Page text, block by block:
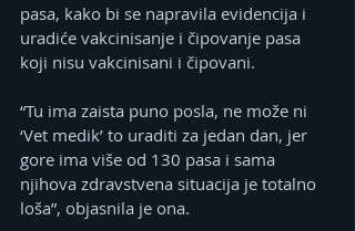
pasa, kako bi se napravila evidencija i
uradiće vakcinisanje i čipovanje pasa
koji nisu vakcinisani i čipovani.
“Tu ima zaista puno posla, ne može ni
‘Vet medik’ to uraditi za jedan dan, jer
gore ima više od 130 pasa i sama
njihova zdravstvena situacija je totalno
loša”, objasnila je ona.